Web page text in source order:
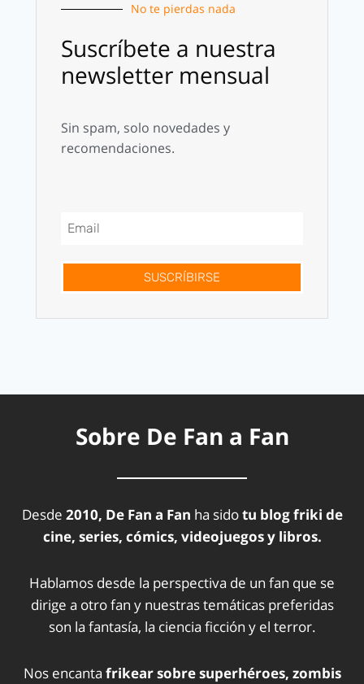
No te pierdas nada
Suscríbete a nuestra
newsletter mensual
Sin spam, solo novedades y
recomendaciones.
SUSCRÍBIRSE
Sobre De Fan a Fan
Desde 2010, De Fan a Fan ha sidotu blog friki de
cine, series, cómics, videojuegos y libros.
Hablamos desde la perspectiva de un fan que se
dirige a otro fan y nuestras temáticas preferidas
son la fantasía, la ciencia ficción y el terror.
Nos encanta frikear sobre superhéroes, zombis